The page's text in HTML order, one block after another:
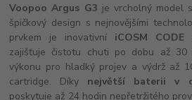
Voopoo Argus G3 je vrcholný model
špičkový design s nejnovějšími
prvkem je inovativní iCOSM
zajišťuje čistotu chuti po dobu až 30
výkonu pro hladký projev a výdrž až
cartridge. Díky největší baterii v
poskytuje až 24 hodin nepřetržitého